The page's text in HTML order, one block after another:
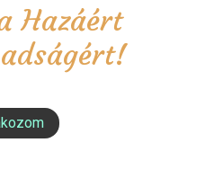
Hazáért